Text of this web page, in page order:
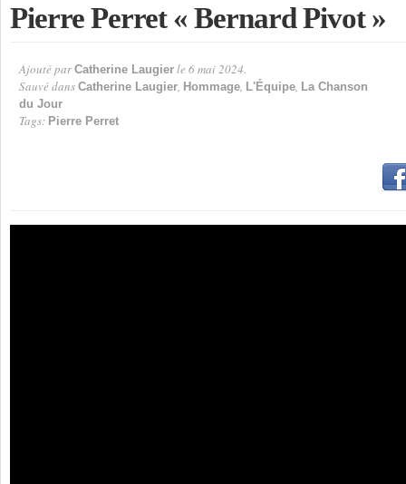
Pierre Perret « Bernard Pivot »
Ajouté par Catherine Laugier le 6 mai 2024.
Sauvé dans Catherine Laugier, Hommage, L'Équipe, La Chanson
du Jour
Tags: Pierre Perret